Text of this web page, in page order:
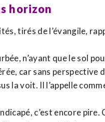
horizon
tirés de l’évangile,
n’ayant que le sol
car sans perspective
la voit. Il l’appelle
c’est encore pire.